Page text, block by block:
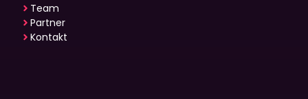
Team
Partner
Kontakt